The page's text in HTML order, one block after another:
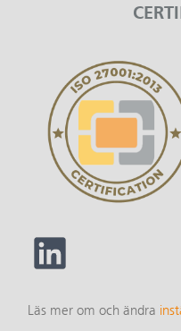
Läs mer om och ändra